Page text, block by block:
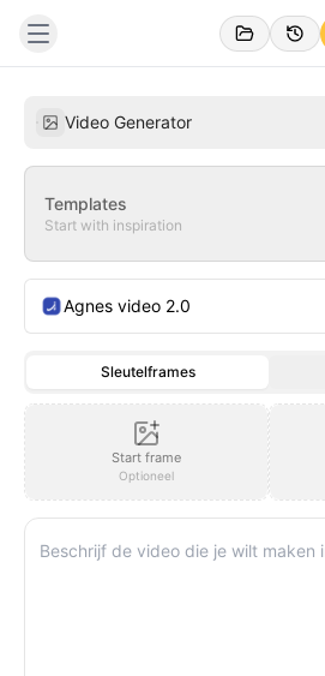
Video Generator
Templates
Start with inspiration
Agnes video 2.0
Sleutelframes
Start frame
Optioneel